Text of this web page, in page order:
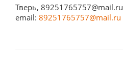
Тверь, 89251765757@mail.ru
email: 89251765757@mail.ru